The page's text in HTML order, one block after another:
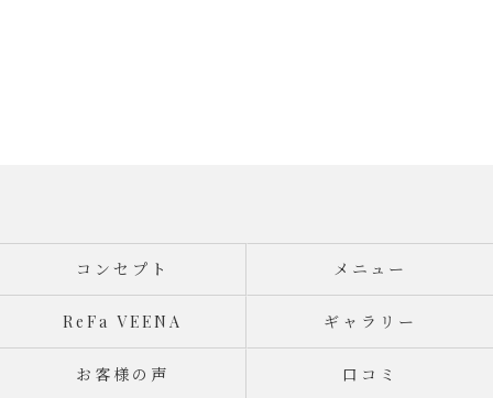
コンセプト メニュー
ReFa VEENA ギャラリー
お客様の声 口コミ